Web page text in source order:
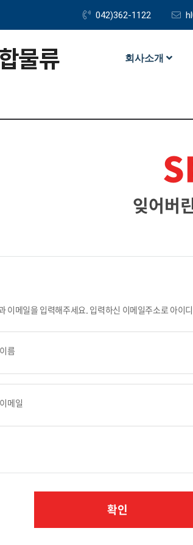
042)362-1122
회사소개
잊어버
이메일을 입력해주세요. 입력하신 이메일주소로 아이
확인